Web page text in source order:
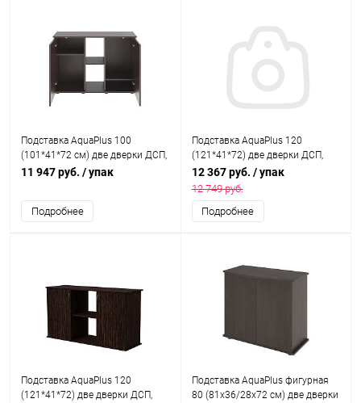
Подставка AquaPlus 100
(101*41*72 см) две дверки ДСП,
венге, в коробке, подходит для
11 947 руб. / упак
Подробнее
Подставка AquaPlus 120
(121*41*72) две дверки ДСП,
белое дерево, в коробке,
подходит для моделей
аквариумов LUX П264, LUX П288
12 367 руб. / упак
12 749 руб.
Подробнее
Подставка AquaPlus 120
(121*41*72) две дверки ДСП,
Подставка AquaPlus фигурная
80 (81x36/28x72 см) две дверки